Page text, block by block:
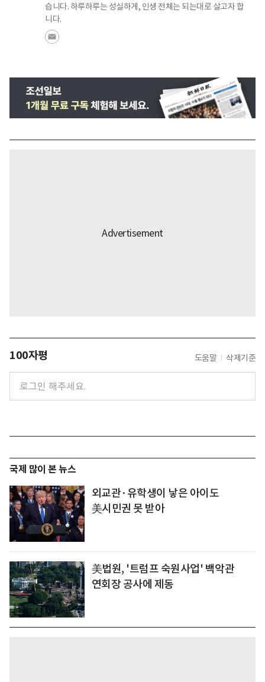
습니다. 하루하루는 성실하게, 인생 전체는 되는대로 살고자 합
니다.
100자평 도움말 삭제기준
국제 많이 본 뉴스
외교관·유학생이 낳은 아이도
美시민권 못 받아
美법원, '트럼프 숙원사업' 백악관
연회장 공사에 제동